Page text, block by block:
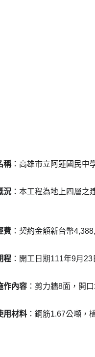
稱：高雄市立阿蓮國民中
況 ：本工程為地上四層
費 ：契約金額新台幣
程 ：開工日期111年9月
作內容 ：剪力牆8面，開
用材料 ：鋼筋1.67公噸，